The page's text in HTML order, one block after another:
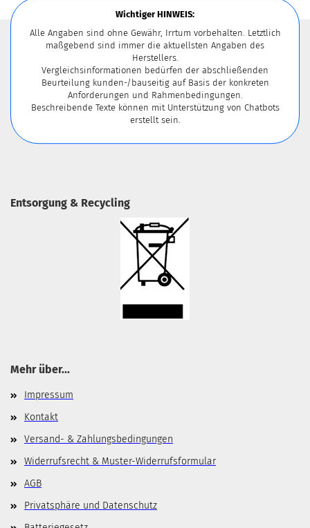
Wichtiger HINWEIS:
Alle Angaben sind ohne Gewähr, Irrtum vorbehalten. Letztlich
maßgebend sind immer die aktuellsten Angaben des
Herstellers.
Vergleichsinformationen bedürfen der abschließenden
Beurteilung kunden-/bauseitig auf Basis der konkreten
Anforderungen und Rahmenbedingungen.
Beschreibende Texte können mit Unterstützung von Chatbots
erstellt sein.
Entsorgung & Recycling
Mehr über...
Impressum
Kontakt
Versand- & Zahlungsbedingungen
Widerrufsrecht & Muster-Widerrufsformular
AGB
Privatsphäre und Datenschutz